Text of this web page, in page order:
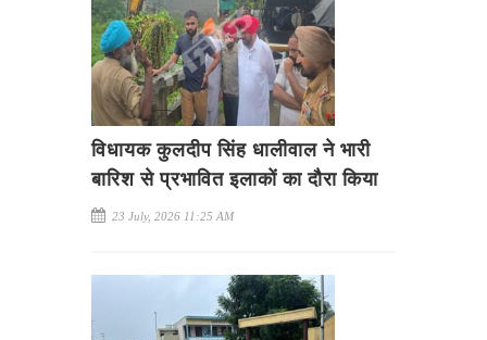
विधायक कुलदीप सिंह धालीवाल ने भारी
बारिश से प्रभावित इलाकों का दौरा किया
23 July, 2026 11:25 AM